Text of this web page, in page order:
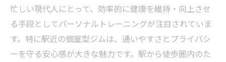
忙しい現代人にとって、効率的に健康を維持・向上させ
る手段としてパーソナルトレーニングが注目されていま
す。特に駅近の個室型ジムは、通いやすさとプライバシ
ーを守る安心感が大きな魅力です。駅から徒歩圏内のた